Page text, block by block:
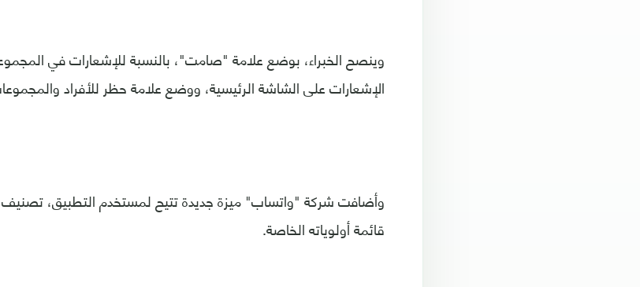
وينصح الخبراء، بوضع علامة "صامت"، بالنسبة للإشعارات في
الإشعارات على الشاشة الرئيسية، ووضع علامة حظر للأفراد
وأضافت شركة "واتساب" ميزة جديدة تتيح لمستخدم التطبيق،
قائمة أولوياته الخاصة.